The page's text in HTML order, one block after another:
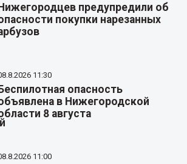
предупредили об
покупки нарезанных
11:30
опасность
в Нижегородской
8 августа
11:00